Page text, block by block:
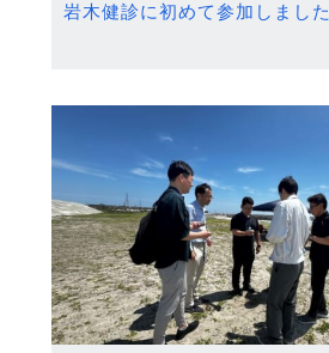
岩木健診に初めて参加しました